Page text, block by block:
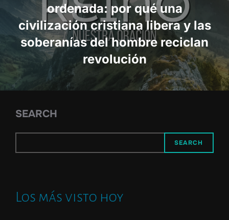
ordenada: por qué una
civilización cristiana libera y las
soberanías del hombre reciclan
revolución
SEARCH
SEARCH
Los más visto hoy